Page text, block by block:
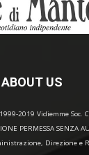
ABOUT US
2019 Vidiemme Soc.
PERMESSA SENZA
Direzione e